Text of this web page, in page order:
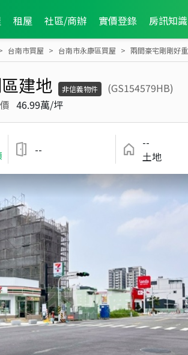
租屋 社區/商辦 實價登錄 房訊知識
台南市買屋 台南市永康區買屋 兩間豪宅剛剛好
建地 非信義物件
(GS154579HB)
46.99萬/坪
--
--
土地